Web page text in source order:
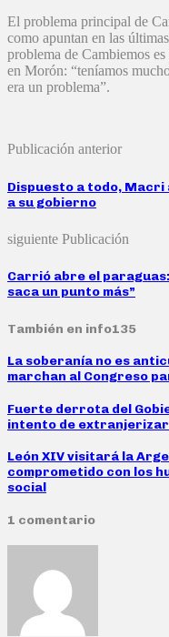
El problema principal de
como apuntan en las
problema de Cambiemos
en Morón: “teníamos
era un problema”.
Publicación anterior
Dispuesto a todo,
a su gobierno
siguiente Publicación
Carrió abre el
saca un punto más”
También en info135
La soberanía no es
marchan al Congreso
Fuerte derrota del
intento de
León XIV visitará la
comprometido con los
social
1 comentario